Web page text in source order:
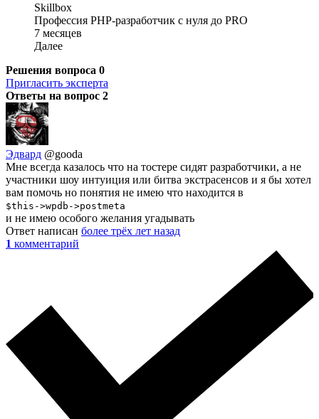
Skillbox
Профессия PHP-разработчик с нуля до PRO
7 месяцев
Далее
Решения вопроса 0
Пригласить эксперта
Ответы на вопрос 2
Эдвард @gooda
Мне всегда казалось что на тостере сидят разработчики, а не
участники шоу интуиция или битва экстрасенсов и я бы хотел
вам помочь но понятия не имею что находится в
$this->wpdb->postmeta
и не имею особого желания угадывать
Ответ написан более трёх лет назад
1 комментарий